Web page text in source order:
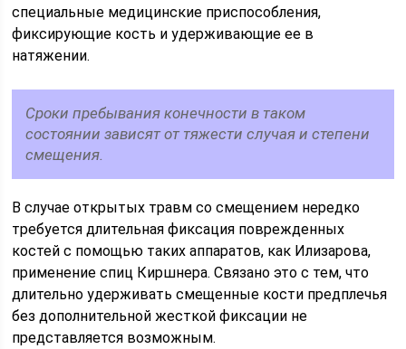
специальные медицинские приспособления,
фиксирующие кость и удерживающие ее в
натяжении.
Сроки пребывания конечности в таком
состоянии зависят от тяжести случая и степени
смещения.
В случае открытых травм со смещением нередко
требуется длительная фиксация поврежденных
костей с помощью таких аппаратов, как Илизарова,
применение спиц Киршнера. Связано это с тем, что
длительно удерживать смещенные кости предплечья
без дополнительной жесткой фиксации не
представляется возможным.